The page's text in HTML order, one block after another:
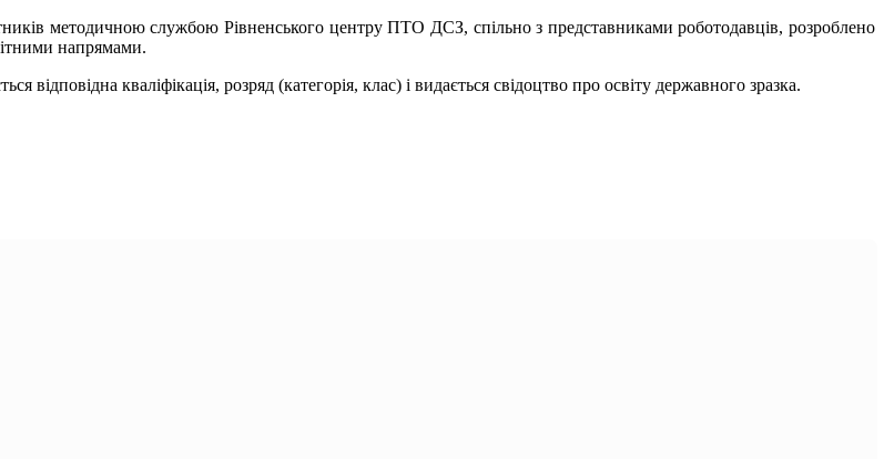
методичною службою Рівненського центру ПТО ДСЗ, спільно з представниками роботодавців, розроблено
напрямами.
кваліфікація, розряд (категорія, клас) і видається свідоцтво про освіту державного зразка.